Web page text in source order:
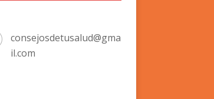
consejosdetusalud@gma
il.com